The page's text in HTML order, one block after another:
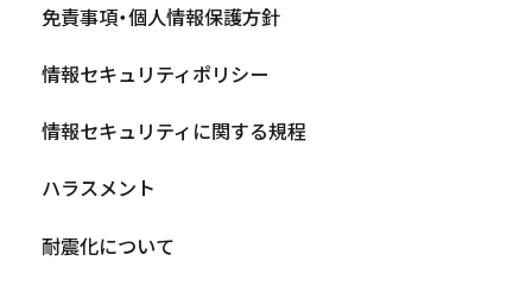
免責事項・個人情報保護方針
情報セキュリティポリシー
情報セキュリティに関する規程
ハラスメント
耐震化について